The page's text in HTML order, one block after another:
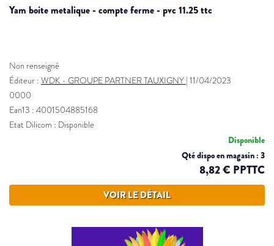
yam boite metalique - compte ferme - pvc 11.25 ttc
Non renseigné
Éditeur : WDK - GROUPE PARTNER TAUXIGNY | 11/04/2023
0000
Ean13 : 4001504885168
Etat Dilicom : Disponible
Disponible
Qté dispo en magasin : 3
8,82 € PPTTC
VOIR LE DÉTAIL